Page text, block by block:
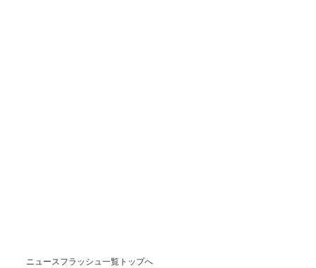
ニュースフラッシュ一覧トップへ